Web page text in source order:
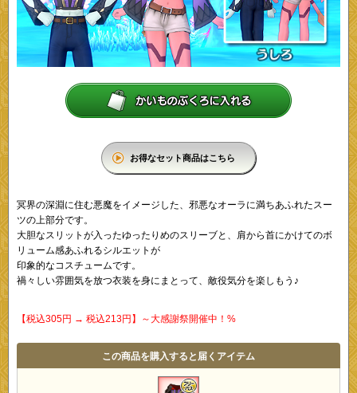
お得なセット商品はこちら
冥界の深淵に住む悪魔をイメージした、邪悪なオーラに満ちあふれたスー
ツの上部分です。
大胆なスリットが入ったゆったりめのスリーブと、肩から首にかけてのボ
リューム感あふれるシルエットが
印象的なコスチュームです。
禍々しい雰囲気を放つ衣装を身にまとって、敵役気分を楽しもう♪
【税込305円 → 税込213円】～大感謝祭開催中！%
この商品を購入すると届くアイテム